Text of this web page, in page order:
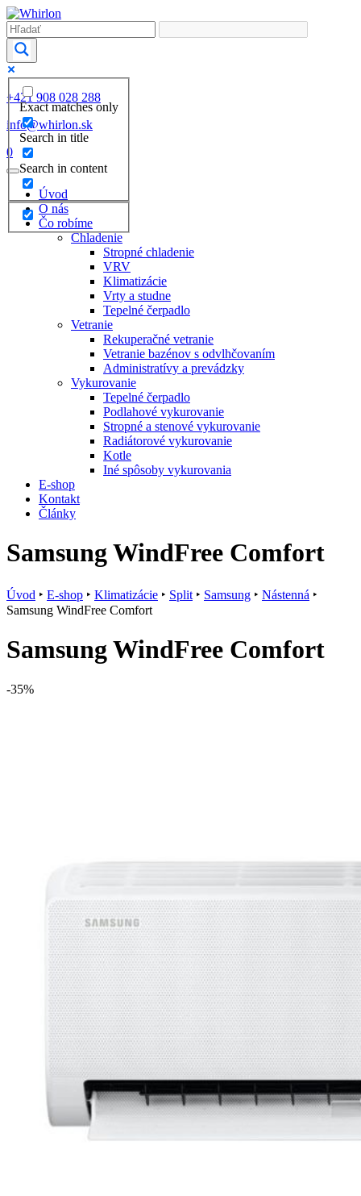
Exact matches only
Search in title
Search in content
+421 908 028 288
info@whirlon.sk
0
Úvod
O nás
Čo robíme
Chladenie
Stropné chladenie
VRV
Klimatizácie
Vrty a studne
Tepelné čerpadlo
Vetranie
Rekuperačné vetranie
Vetranie bazénov s odvlhčovaním
Administratívy a prevádzky
Vykurovanie
Tepelné čerpadlo
Podlahové vykurovanie
Stropné a stenové vykurovanie
Radiátorové vykurovanie
Kotle
Iné spôsoby vykurovania
E-shop
Kontakt
Články
Samsung WindFree Comfort
Úvod ‣ E-shop ‣ Klimatizácie ‣ Split ‣ Samsung ‣ Nástenná ‣
Samsung WindFree Comfort
Samsung WindFree Comfort
-35%